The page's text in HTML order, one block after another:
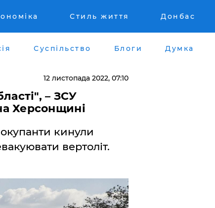
Стиль життя Донбас
Суспільство Блоги Думка
12 листопада 2022, 07:10
– ЗСУ
Херсонщині
окупанти кинули
вертоліт.